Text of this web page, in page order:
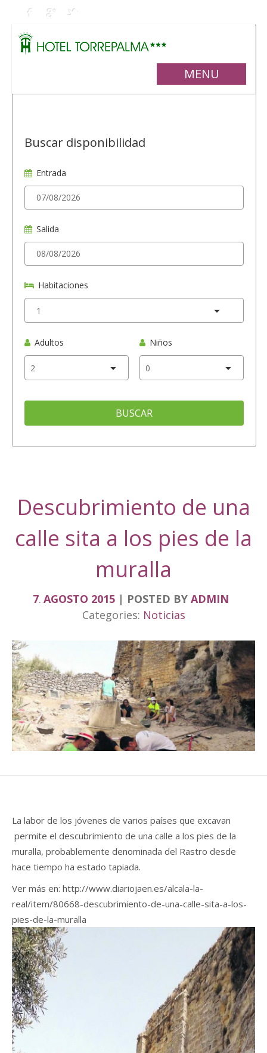
MENU
Buscar disponibilidad
Entrada
Salida
Habitaciones
Adultos Niños
BUSCAR
Descubrimiento de una
calle sita a los pies de la
muralla
7. AGOSTO 2015 POSTED BY ADMIN
Categories: Noticias
La labor de los jóvenes de varios países que excavan
permite el descubrimiento de una calle a los pies de la
muralla, probablemente denominada del Rastro desde
hace tiempo ha estado tapiada.
Ver más en: http://www.diariojaen.es/alcala-la-
real/item/80668-descubrimiento-de-una-calle-sita-a-los-
pies-de-la-muralla